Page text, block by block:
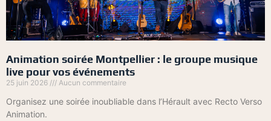
Animation soirée Montpellier : le groupe musique
live pour vos événements
25 juin 2026 Aucun commentaire
Organisez une soirée inoubliable dans l’Hérault avec Recto Verso
Animation.